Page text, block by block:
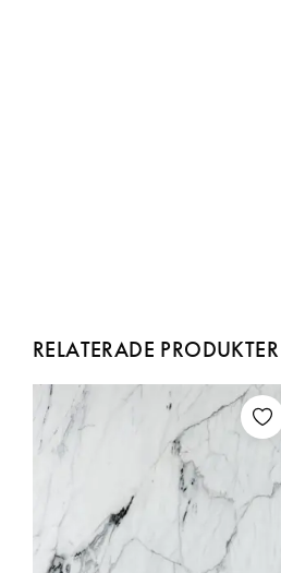
RELATERADE PRODUKTER